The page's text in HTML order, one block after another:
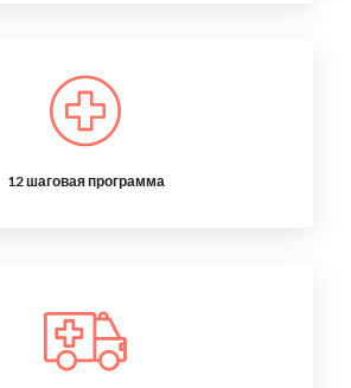
12 шаговая программа